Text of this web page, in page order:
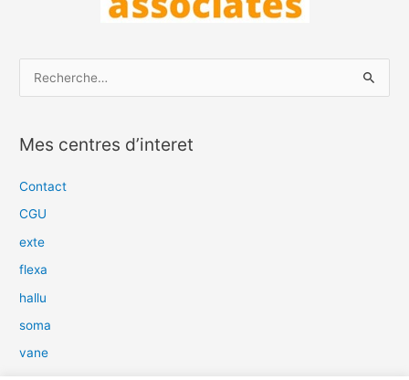
h
e
e
r
:
Mes centres d’interet
Contact
CGU
exte
flexa
hallu
soma
vane